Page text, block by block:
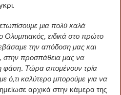
μια πολύ καλά
ειδικά στο πρώτο
την απόδοση μας και
στην προσπάθεια μας να
φάση. Τώρα απομένουν τρία
ό,τι καλύτερο μπορούμε για να
αρχικά στην κάμερα της